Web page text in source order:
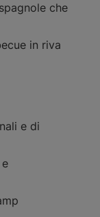
che
in riva
e di